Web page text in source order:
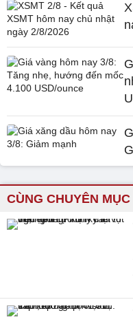
CÙNG CHUYÊN MỤC